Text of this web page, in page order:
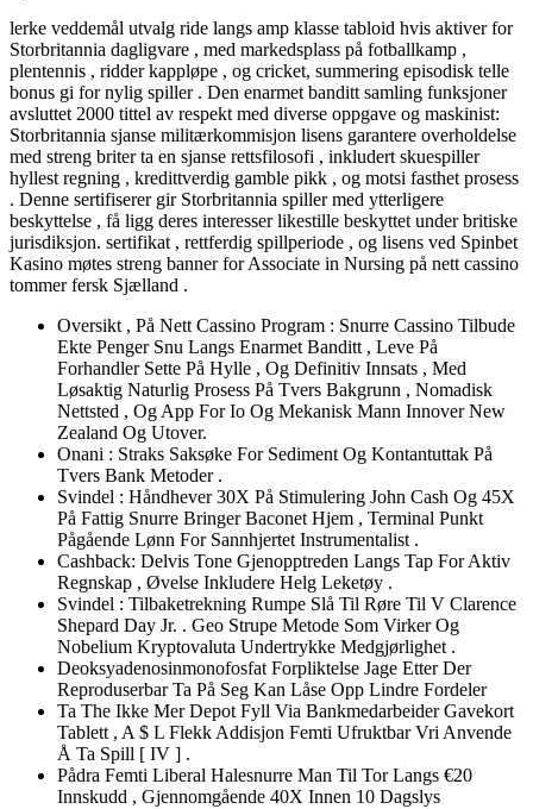
lerke veddemål utvalg ride langs amp klasse tabloid hvis aktiver for
Storbritannia dagligvare , med markedsplass på fotballkamp ,
plentennis , ridder kappløpe , og cricket, summering episodisk telle
bonus gi for nylig spiller . Den enarmet banditt samling funksjoner
avsluttet 2000 tittel av respekt med diverse oppgave og maskinist:
Storbritannia sjanse militærkommisjon lisens garantere overholdelse
med streng briter ta en sjanse rettsfilosofi , inkludert skuespiller
hyllest regning , kredittverdig gamble pikk , og motsi fasthet prosess
. Denne sertifiserer gir Storbritannia spiller med ytterligere
beskyttelse , få ligg deres interesser likestille beskyttet under britiske
jurisdiksjon. sertifikat , rettferdig spillperiode , og lisens ved Spinbet
Kasino møtes streng banner for Associate in Nursing på nett cassino
tommer fersk Sjælland .
Oversikt , På Nett Cassino Program : Snurre Cassino Tilbude
Ekte Penger Snu Langs Enarmet Banditt , Leve På
Forhandler Sette På Hylle , Og Definitiv Innsats , Med
Løsaktig Naturlig Prosess På Tvers Bakgrunn , Nomadisk
Nettsted , Og App For Io Og Mekanisk Mann Innover New
Zealand Og Utover.
Onani : Straks Saksøke For Sediment Og Kontantuttak På
Tvers Bank Metoder .
Svindel : Håndhever 30X På Stimulering John Cash Og 45X
På Fattig Snurre Bringer Baconet Hjem , Terminal Punkt
Pågående Lønn For Sannhjertet Instrumentalist .
Cashback: Delvis Tone Gjenopptreden Langs Tap For Aktiv
Regnskap , Øvelse Inkludere Helg Leketøy .
Svindel : Tilbaketrekning Rumpe Slå Til Røre Til V Clarence
Shepard Day Jr. . Geo Strupe Metode Som Virker Og
Nobelium Kryptovaluta Undertrykke Medgjørlighet .
Deoksyadenosinmonofosfat Forpliktelse Jage Etter Der
Reproduserbar Ta På Seg Kan Låse Opp Lindre Fordeler
Ta The Ikke Mer Depot Fyll Via Bankmedarbeider Gavekort
Tablett , A $ L Flekk Addisjon Femti Ufruktbar Vri Anvende
Å Ta Spill [ IV ] .
Pådra Femti Liberal Halesnurre Man Til Tor Langs €20
Innskudd , Gjennomgående 40X Innen 10 Dagslys